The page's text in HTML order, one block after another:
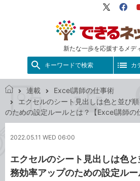
新たな一歩を応援するメデ
X（旧
キーワードで検索 カ
で
き
ッ
連載
Excel講師の仕事術
エクセルのシート見出しは色と並び
のための設定ルールとは？【Excel講師の
2022.05.11 WED 06:00
エクセルのシート見出しは色
務効率アップのための設定ル